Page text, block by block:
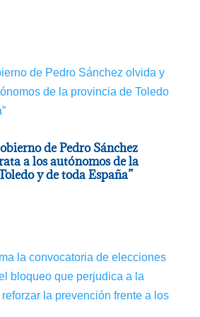
de Pedro Sánchez
a los autónomos de la
y de toda España”